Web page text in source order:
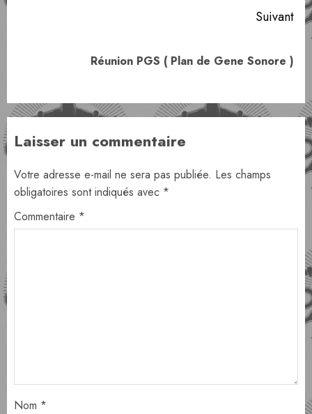
Suivant
Réunion PGS ( Plan de Gene Sonore )
Laisser un commentaire
Votre adresse e-mail ne sera pas publiée. Les champs
obligatoires sont indiqués avec *
Commentaire *
Nom *